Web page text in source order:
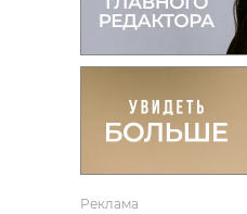
Реклама